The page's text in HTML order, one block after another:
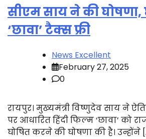
सीएम साय ने की घोषणा,
‘छावा’ टैक्स फ्री
News Excellent
February 27, 2025
0
रायपुर। मुख्यमंत्री विष्णुदेव साय ने
पर आधारित हिंदी फिल्म ‘छावा’ को
घोषित करने की घोषणा की है। उन्होंने